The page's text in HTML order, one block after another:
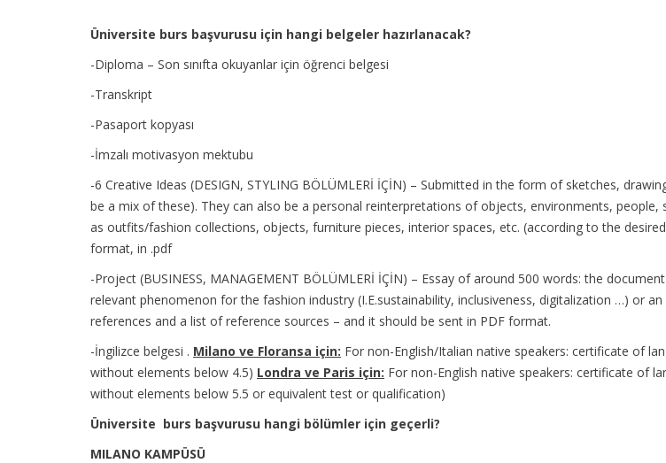
Üniversite burs başvurusu için hangi belgeler hazırlanacak?
-Diploma – Son sınıfta okuyanlar için öğrenci belgesi
-Transkript
-Pasaport kopyası
-İmzalı motivasyon mektubu
-6 Creative Ideas (DESIGN, STYLING BÖLÜMLERİ İÇİN) – Submitted in the form of sketches,
be a mix of these). They can also be a personal reinterpretations of objects, environments,
as outfits/fashion collections, objects, furniture pieces, interior spaces, etc. (according to the
format, in .pdf
-Project (BUSINESS, MANAGEMENT BÖLÜMLERİ İÇİN) – Essay of around 500 words: the
relevant phenomenon for the fashion industry (I.E.sustainability, inclusiveness, digitalization …) or
references and a list of reference sources – and it should be sent in PDF format.
-İngilizce belgesi . Milano ve Floransa için: For non-English/Italian native speakers: certificate of
without elements below 4.5) Londra ve Paris için: For non-English native speakers: certificate of
without elements below 5.5 or equivalent test or qualification)
Üniversite burs başvurusu hangi bölümler için geçerli?
MILANO KAMPÜSÜ